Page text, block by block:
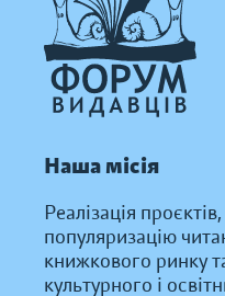
Наша місія
Реалізація
популяризацію
книжкового ринку
культурного і